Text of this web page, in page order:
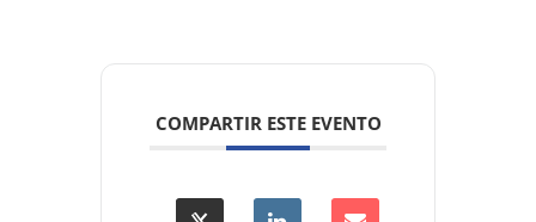
COMPARTIR ESTE EVENTO